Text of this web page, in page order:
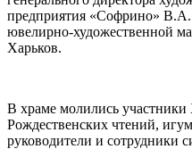
предприятия «Софрино» В.А.
ювелирно-художественной
Харьков.
В храме молились
Рождественских чтений,
руководители и сотрудники